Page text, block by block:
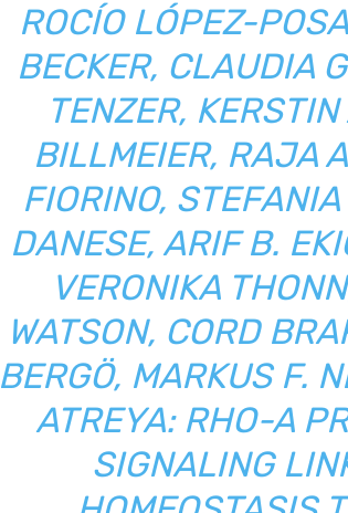
ROCÍO LÓPEZ-
BECKER, CLAUDIA
TENZER,
BILLMEIER, RAJA
FIORINO,
DANESE, ARIF B.
VERONIKA
WATSON, CORD
BERGÖ, MARKUS F.
ATREYA: RHO-A
SIGNALING